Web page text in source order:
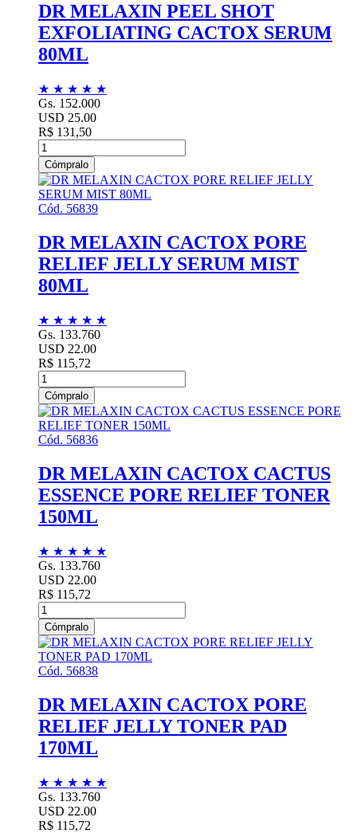
DR MELAXIN PEEL SHOT
EXFOLIATING CACTOX SERUM
80ML
★ ★ ★ ★ ★
Gs. 152.000
USD 25.00
R$ 131,50
Cómpralo
Cód. 56839
DR MELAXIN CACTOX PORE
RELIEF JELLY SERUM MIST
80ML
★ ★ ★ ★ ★
Gs. 133.760
USD 22.00
R$ 115,72
Cómpralo
Cód. 56836
DR MELAXIN CACTOX CACTUS
ESSENCE PORE RELIEF TONER
150ML
★ ★ ★ ★ ★
Gs. 133.760
USD 22.00
R$ 115,72
Cómpralo
Cód. 56838
DR MELAXIN CACTOX PORE
RELIEF JELLY TONER PAD
170ML
★ ★ ★ ★ ★
Gs. 133.760
USD 22.00
R$ 115,72